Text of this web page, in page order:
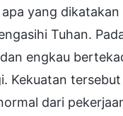
yang
Tuhan.
engkau
Kekuatan
dari